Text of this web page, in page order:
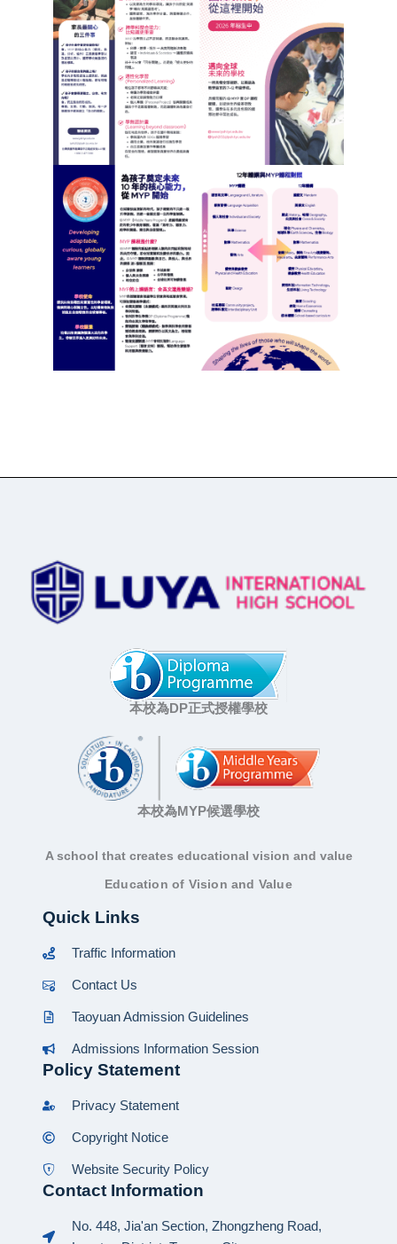
本校為DP正式授權學校
本校為MYP候選學校
A school that creates educational vision and value
Education of Vision and Value
Quick Links
Traffic Information
Contact Us
Taoyuan Admission Guidelines
Admissions Information Session
Policy Statement
Privacy Statement
Copyright Notice
Website Security Policy
Contact Information
No. 448, Jia'an Section, Zhongzheng Road,